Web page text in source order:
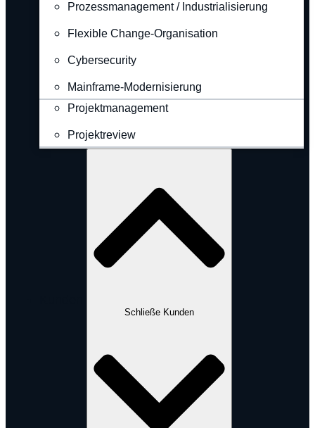
Prozessmanagement / Industrialisierung
Flexible Change-Organisation
Cybersecurity
Mainframe-Modernisierung
Projektmanagement
Projektreview
Schließe Kunden